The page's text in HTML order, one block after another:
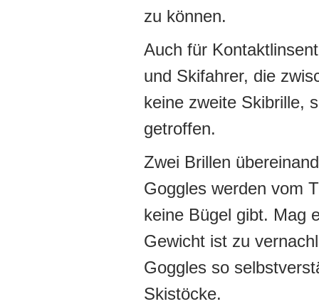
zu können.
Auch für
und Skifahrer, die
keine zweite Skibrille,
getroffen.
Zwei Brillen
Goggles werden vom
keine Bügel gibt. Mag
Gewicht ist zu
Goggles so
Skistöcke.